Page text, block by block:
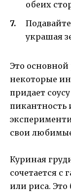
обеих
украшая
Это
некоторые
придает
пикантность
свои
Куриная
сочетается с
или риса.